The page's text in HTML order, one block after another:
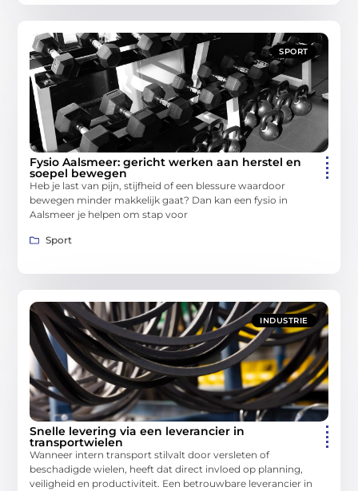
SPORT
Fysio Aalsmeer: gericht werken aan herstel en
soepel bewegen
Heb je last van pijn, stijfheid of een blessure waardoor
bewegen minder makkelijk gaat? Dan kan een fysio in
Aalsmeer je helpen om stap voor
Sport
INDUSTRIE
Snelle levering via een leverancier in
transportwielen
Wanneer intern transport stilvalt door versleten of
beschadigde wielen, heeft dat direct invloed op planning,
veiligheid en productiviteit. Een betrouwbare leverancier in